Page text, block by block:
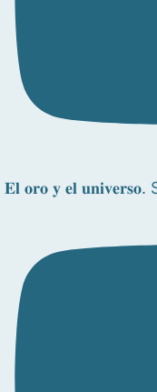
𝐄𝐥 𝐨𝐫𝐨 𝐲 𝐞𝐥